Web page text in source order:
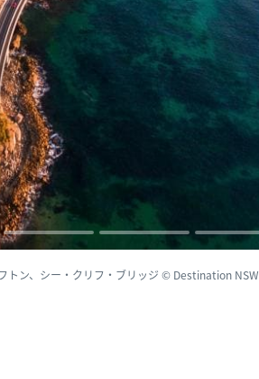
トン、シー・クリフ・ブリッジ © Destination NSW